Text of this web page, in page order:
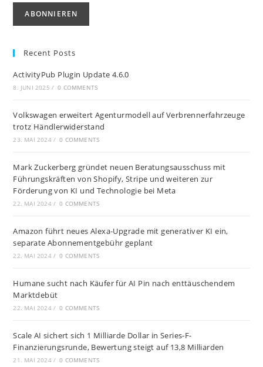
Recent Posts
ActivityPub Plugin Update 4.6.0
8. JUNI 2025 / 0 COMMENTS
Volkswagen erweitert Agenturmodell auf Verbrennerfahrzeuge
trotz Händlerwiderstand
23. MAI 2024 / 0 COMMENTS
Mark Zuckerberg gründet neuen Beratungsausschuss mit
Führungskräften von Shopify, Stripe und weiteren zur
Förderung von KI und Technologie bei Meta
22. MAI 2024 / 0 COMMENTS
Amazon führt neues Alexa-Upgrade mit generativer KI ein,
separate Abonnementgebühr geplant
22. MAI 2024 / 0 COMMENTS
Humane sucht nach Käufer für AI Pin nach enttäuschendem
Marktdebüt
22. MAI 2024 / 0 COMMENTS
Scale AI sichert sich 1 Milliarde Dollar in Series-F-
Finanzierungsrunde, Bewertung steigt auf 13,8 Milliarden
21. MAI 2024 / 0 COMMENTS